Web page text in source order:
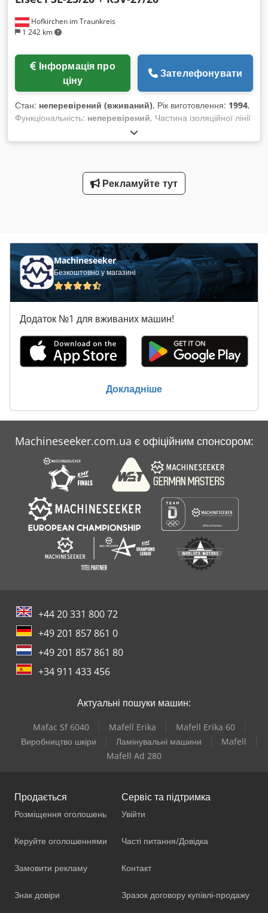
Хофкірхені/Австрія.
Hofkirchen im Traunkreis
1 242 km
ціну
Зателефонувати
Стан: неперевірений (вживаний), Рік виготовлення: 1994,
Функціональність: неперевірений, Частина ізоляційної лінії
Lisec 2,5 x 2,0 м, 1992–1994 років випуску, що складається
з: RSV-27/25, 1992 року, зона встановлення рам PSL-25/20,
Гофкірхені (Австрія) за домовленістю. Credpertp D Ajfx
Рекламуйте тут
Machineseeker
Безкоштовно у магазині
Додаток №1 для вживаних машин!
Докладніше
Machineseeker.com.ua є офіційним спонсором:
+44 20 331 800 72
+49 201 857 861 0
+49 201 857 861 80
+34 911 433 456
Актуальні пошуки машин:
Mafac Sf 6040 Mafell Erika
Mafell Erika 60
Виробництво шкіри
Ламінувальні машини
Mafell
Mafell Ad 280
Продається
Розміщення оголошень
Керуйте оголошеннями
Замовити рекламу
Знак довіри
Сервіс та підтримка
Увійти
Часті питання/Довідка
Контакт
Зразок договору купівлі-продажу